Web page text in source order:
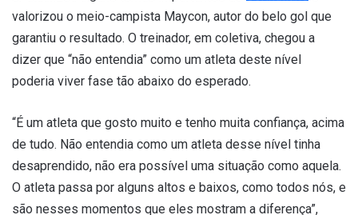
valorizou o meio-campista Maycon, autor do belo gol que
garantiu o resultado. O treinador, em coletiva, chegou a
dizer que “não entendia” como um atleta deste nível
poderia viver fase tão abaixo do esperado.
“É um atleta que gosto muito e tenho muita confiança, acima
de tudo. Não entendia como um atleta desse nível tinha
desaprendido, não era possível uma situação como aquela.
O atleta passa por alguns altos e baixos, como todos nós, e
são nesses momentos que eles mostram a diferença”,